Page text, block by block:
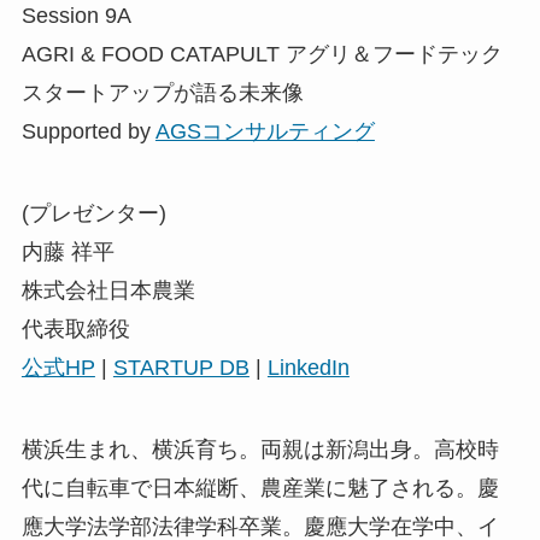
Session 9A
AGRI & FOOD CATAPULT アグリ＆フードテック
スタートアップが語る未来像
Supported by AGSコンサルティング
(プレゼンター)
内藤 祥平
株式会社日本農業
代表取締役
公式HP | STARTUP DB | LinkedIn
横浜生まれ、横浜育ち。両親は新潟出身。高校時
代に自転車で日本縦断、農産業に魅了される。慶
應大学法学部法律学科卒業。慶應大学在学中、イ